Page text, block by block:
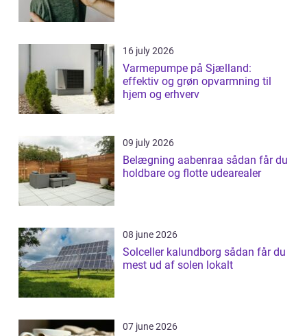
16 july 2026
Varmepumpe på Sjælland:
effektiv og grøn opvarmning til
hjem og erhverv
09 july 2026
Belægning aabenraa sådan får du
holdbare og flotte udearealer
08 june 2026
Solceller kalundborg sådan får du
mest ud af solen lokalt
07 june 2026